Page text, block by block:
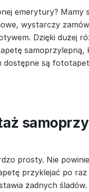
emerytury? Mamy
wystarczy
Dzięki dużej
samoprzylepną,
dostępne są
prosty. Nie
przyklejać po raz
żadnych śladów.